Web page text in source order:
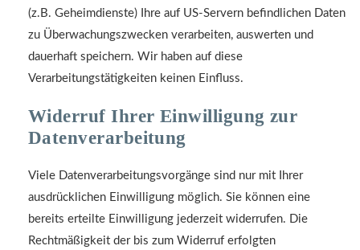
(z.B. Geheimdienste) Ihre auf US-Servern befindlichen Daten
zu Überwachungszwecken verarbeiten, auswerten und
dauerhaft speichern. Wir haben auf diese
Verarbeitungstätigkeiten keinen Einfluss.
Widerruf Ihrer Einwilligung zur
Datenverarbeitung
Viele Datenverarbeitungsvorgänge sind nur mit Ihrer
ausdrücklichen Einwilligung möglich. Sie können eine
bereits erteilte Einwilligung jederzeit widerrufen. Die
Rechtmäßigkeit der bis zum Widerruf erfolgten